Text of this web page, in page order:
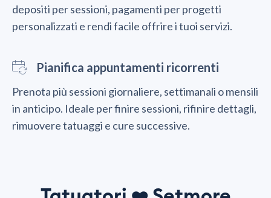
depositi per sessioni, pagamenti per progetti
personalizzati e rendi facile offrire i tuoi servizi.
Pianifica appuntamenti ricorrenti
Prenota più sessioni giornaliere, settimanali o mensili
in anticipo. Ideale per finire sessioni, rifinire dettagli,
rimuovere tatuaggi e cure successive.